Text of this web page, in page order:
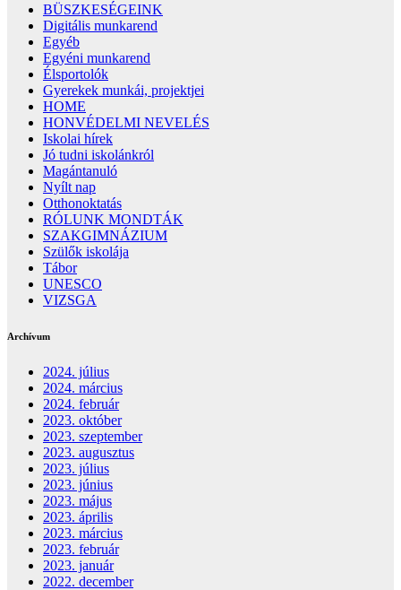
BÜSZKESÉGEINK
Digitális munkarend
Egyéb
Egyéni munkarend
Élsportolók
Gyerekek munkái, projektjei
HOME
HONVÉDELMI NEVELÉS
Iskolai hírek
Jó tudni iskolánkról
Magántanuló
Nyílt nap
Otthonoktatás
RÓLUNK MONDTÁK
SZAKGIMNÁZIUM
Szülők iskolája
Tábor
UNESCO
VIZSGA
Archívum
2024. július
2024. március
2024. február
2023. október
2023. szeptember
2023. augusztus
2023. július
2023. június
2023. május
2023. április
2023. március
2023. február
2023. január
2022. december